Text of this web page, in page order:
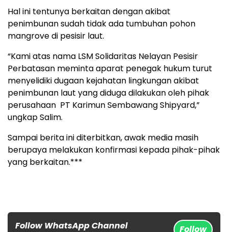
Hal ini tentunya berkaitan dengan akibat
penimbunan sudah tidak ada tumbuhan pohon
mangrove di pesisir laut.
“Kami atas nama LSM Solidaritas Nelayan Pesisir
Perbatasan meminta aparat penegak hukum turut
menyelidiki dugaan kejahatan lingkungan akibat
penimbunan laut yang diduga dilakukan oleh pihak
perusahaan PT Karimun Sembawang Shipyard,”
ungkap Salim.
Sampai berita ini diterbitkan, awak media masih
berupaya melakukan konfirmasi kepada pihak-pihak
yang berkaitan.***
Follow WhatsApp Channel Follow